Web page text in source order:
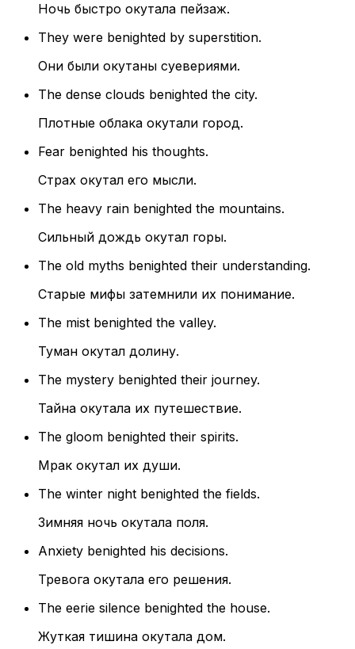
Ночь быстро окутала пейзаж.
They were benighted by superstition.
Они были окутаны суевериями.
The dense clouds benighted the city.
Плотные облака окутали город.
Fear benighted his thoughts.
Страх окутал его мысли.
The heavy rain benighted the mountains.
Сильный дождь окутал горы.
The old myths benighted their understanding.
Старые мифы затемнили их понимание.
The mist benighted the valley.
Туман окутал долину.
The mystery benighted their journey.
Тайна окутала их путешествие.
The gloom benighted their spirits.
Мрак окутал их души.
The winter night benighted the fields.
Зимняя ночь окутала поля.
Anxiety benighted his decisions.
Тревога окутала его решения.
The eerie silence benighted the house.
Жуткая тишина окутала дом.